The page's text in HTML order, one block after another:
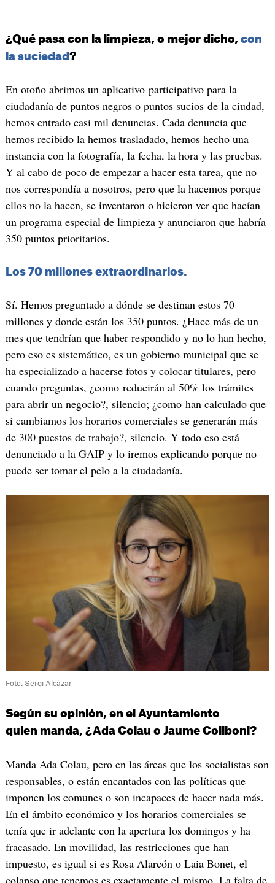
¿Qué pasa con la limpieza, o mejor dicho, con
la suciedad ?
En otoño abrimos un aplicativo participativo para la
ciudadanía de puntos negros o puntos sucios de la ciudad,
hemos entrado casi mil denuncias. Cada denuncia que
hemos recibido la hemos trasladado, hemos hecho una
instancia con la fotografía, la fecha, la hora y las pruebas.
Y al cabo de poco de empezar a hacer esta tarea, que no
nos correspondía a nosotros, pero que la hacemos porque
ellos no la hacen, se inventaron o hicieron ver que hacían
un programa especial de limpieza y anunciaron que habría
350 puntos prioritarios.
Los 70 millones extraordinarios.
Sí. Hemos preguntado a dónde se destinan estos 70
millones y donde están los 350 puntos. ¿Hace más de un
mes que tendrían que haber respondido y no lo han hecho,
pero eso es sistemático, es un gobierno municipal que se
ha especializado a hacerse fotos y colocar titulares, pero
cuando preguntas, ¿como reducirán al 50% los trámites
para abrir un negocio?, silencio; ¿como han calculado que
si cambiamos los horarios comerciales se generarán más
de 300 puestos de trabajo?, silencio. Y todo eso está
denunciado a la GAIP y lo iremos explicando porque no
puede ser tomar el pelo a la ciudadanía.
Foto: Sergi Alcàzar
Según su opinión, en el Ayuntamiento
quien manda, ¿Ada Colau o Jaume Collboni?
Manda Ada Colau, pero en las áreas que los socialistas son
responsables, o están encantados con las políticas que
imponen los comunes o son incapaces de hacer nada más.
En el ámbito económico y los horarios comerciales se
tenía que ir adelante con la apertura los domingos y ha
fracasado. En movilidad, las restricciones que han
impuesto, es igual si es Rosa Alarcón o Laia Bonet, el
colapso que tenemos es exactamente el mismo. La falta de